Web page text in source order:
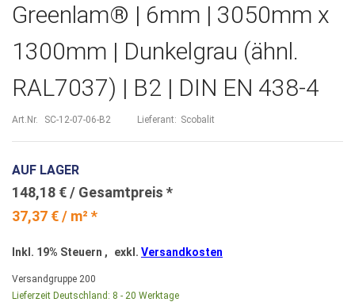
Greenlam® | 6mm | 3050mm x
1300mm | Dunkelgrau (ähnl.
RAL7037) | B2 | DIN EN 438-4
Art.Nr. SC-12-07-06-B2 Lieferant: Scobalit
AUF LAGER
37,37 € / m² *
148,18 €
Inkl. 19% Steuern , exkl. Versandkosten
Versandgruppe 200
Lieferzeit Deutschland: 8 - 20 Werktage